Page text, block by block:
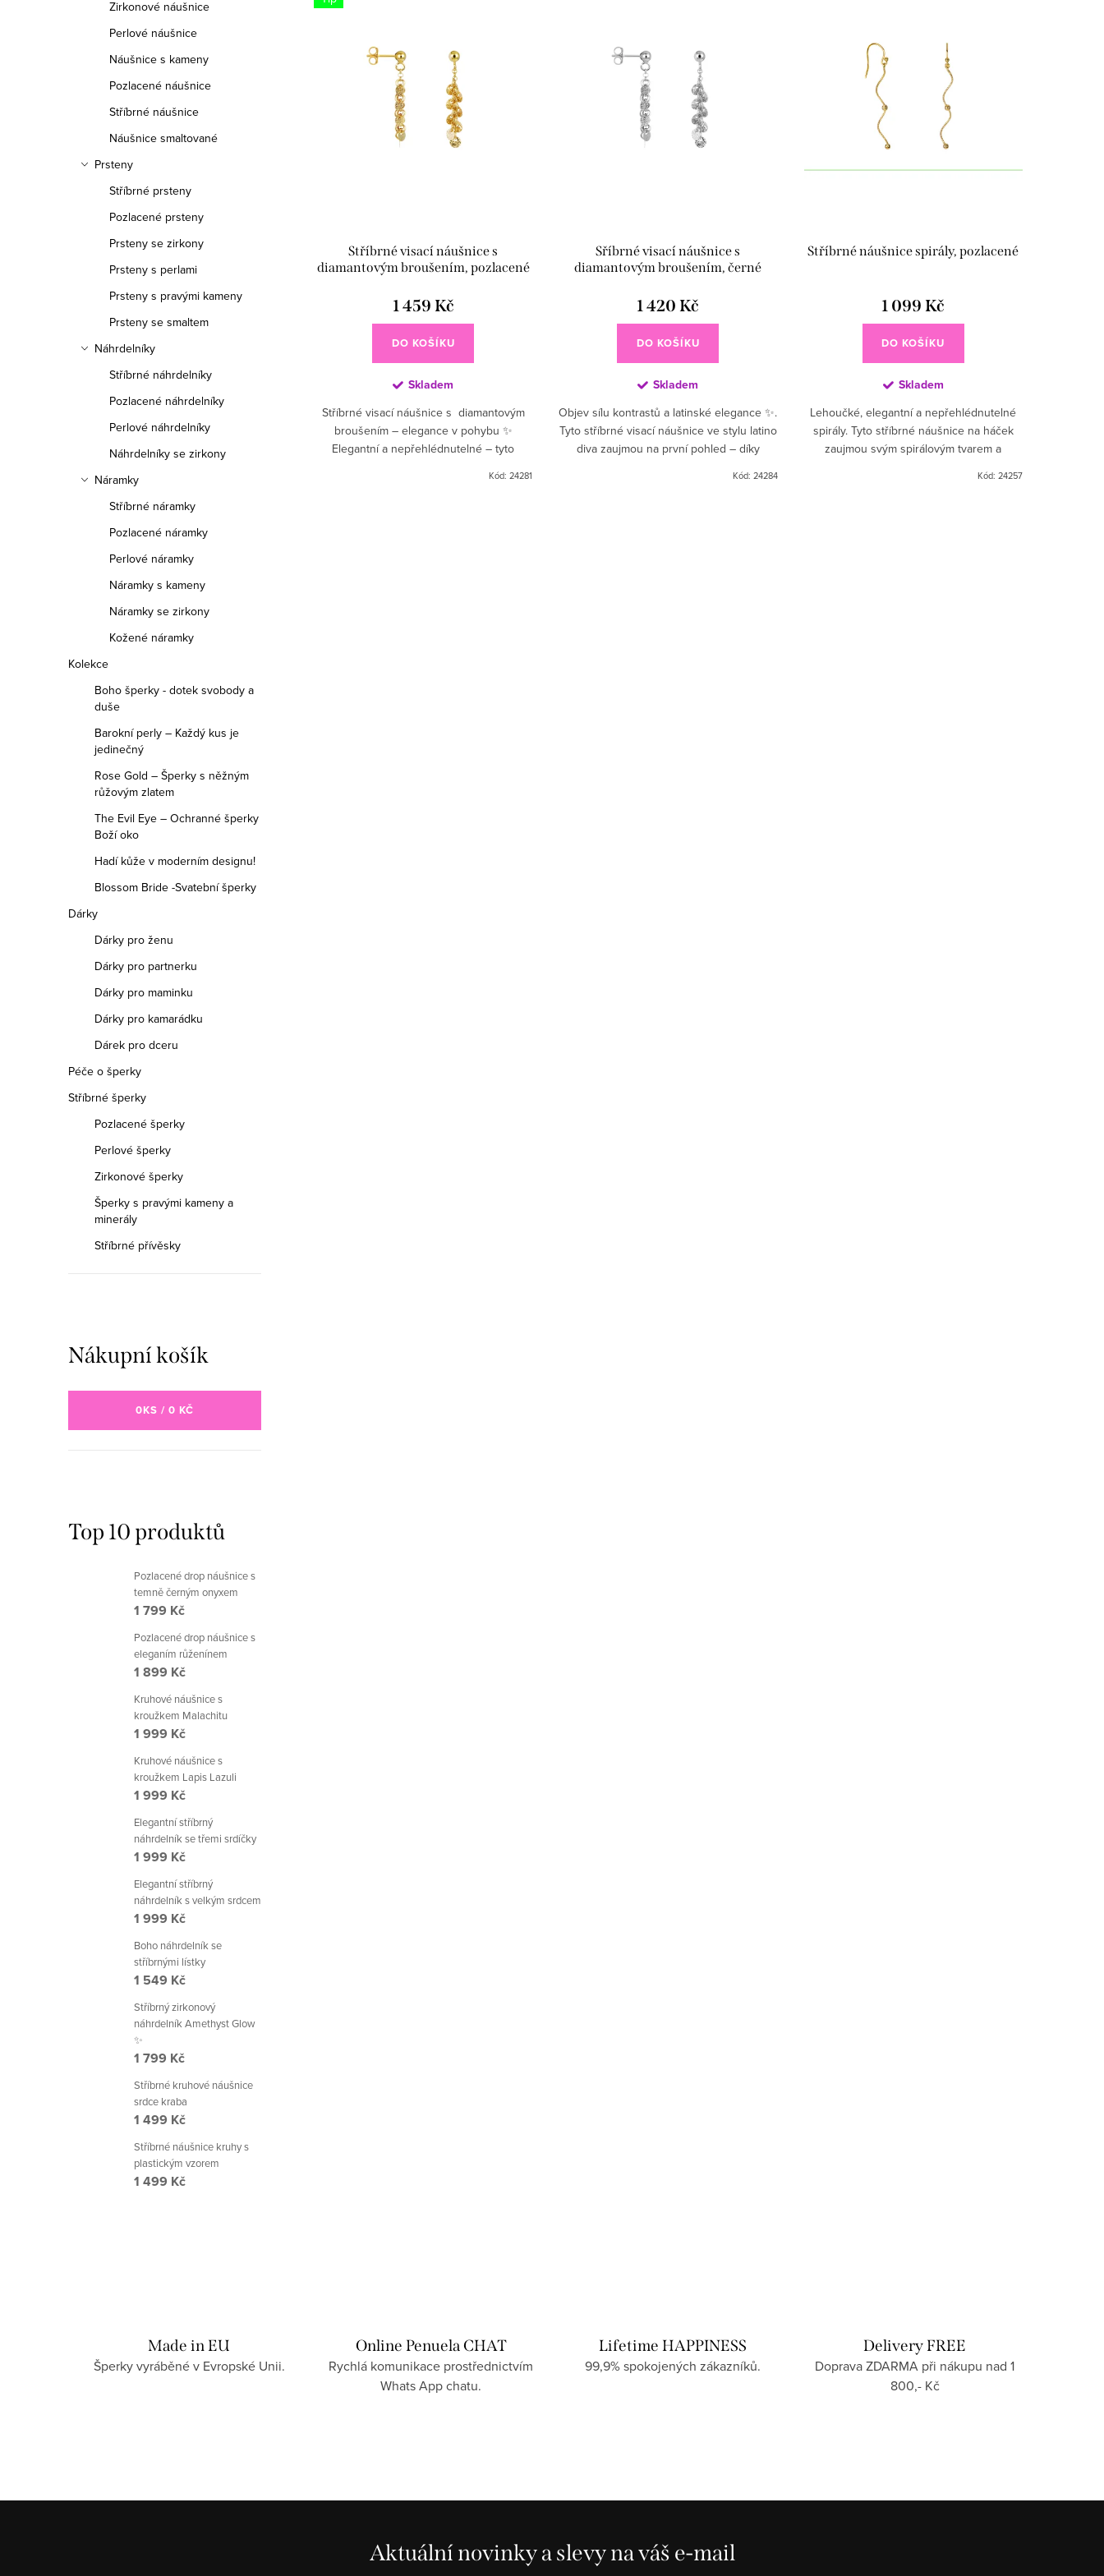
Zirkonové náušnice
Perlové náušnice
Náušnice s kameny
Pozlacené náušnice
Stříbrné náušnice
Náušnice smaltované
Prsteny
Stříbrné prsteny
Pozlacené prsteny
Prsteny se zirkony
Prsteny s perlami
Prsteny s pravými kameny
Prsteny se smaltem
Náhrdelníky
Stříbrné náhrdelníky
Pozlacené náhrdelníky
Perlové náhrdelníky
Náhrdelníky se zirkony
Náramky
Stříbrné náramky
Pozlacené náramky
Perlové náramky
Náramky s kameny
Náramky se zirkony
Kožené náramky
Kolekce
Boho šperky - dotek svobody a
duše
Barokní perly – Každý kus je
jedinečný
Rose Gold – Šperky s něžným
růžovým zlatem
The Evil Eye – Ochranné šperky
Boží oko
Hadí kůže v moderním designu!
Blossom Bride -Svatební šperky
Dárky
Dárky pro ženu
Dárky pro partnerku
Dárky pro maminku
Dárky pro kamarádku
Dárek pro dceru
Péče o šperky
Stříbrné šperky
Pozlacené šperky
Perlové šperky
Zirkonové šperky
Šperky s pravými kameny a
minerály
Stříbrné přívěsky
Nákupní košík
0KS / 0 KČ
Top 10 produktů
Pozlacené drop náušnice s
temně černým onyxem
1 799 Kč
Pozlacené drop náušnice s
eleganím růženínem
1 899 Kč
Kruhové náušnice s
kroužkem Malachitu
1 999 Kč
Kruhové náušnice s
kroužkem Lapis Lazuli
1 999 Kč
Elegantní stříbrný
náhrdelník se třemi srdíčky
1 999 Kč
Elegantní stříbrný
náhrdelník s velkým srdcem
1 999 Kč
Boho náhrdelník se
stříbrnými lístky
1 549 Kč
Stříbrný zirkonový
náhrdelník Amethyst Glow
✨
1 799 Kč
Stříbrné kruhové náušnice
srdce kraba
1 499 Kč
Stříbrné náušnice kruhy s
plastickým vzorem
1 499 Kč
Stříbrné visací náušnice s
diamantovým broušením, pozlacené
1 459 Kč
DO KOŠÍKU
Skladem
Stříbrné visací náušnice s diamantovým
broušením – elegance v pohybu ✨
Elegantní a nepřehlédnutelné – tyto
Kód:24281
Sříbrné visací náušnice s
diamantovým broušením, černé
1 420 Kč
DO KOŠÍKU
Skladem
Objev sílu kontrastů a latinské elegance ✨.
Tyto stříbrné visací náušnice ve stylu latino
diva zaujmou na první pohled – díky
Kód: 24284
Stříbrné náušnice spirály, pozlacené
1 099 Kč
DO KOŠÍKU
Skladem
Lehoučké, elegantní a nepřehlédnutelné
spirály. Tyto stříbrné náušnice na háček
zaujmou svým spirálovým tvarem a
Kód: 24257
Made in EU
Šperky vyráběné v Evropské Unii.
Online Penuela CHAT
Rychlá komunikace prostřednictvím
Whats App chatu.
Lifetime HAPPINESS
99,9% spokojených zákazníků.
Delivery FREE
Doprava ZDARMA při nákupu nad 1
800,- Kč
Aktuální novinky a slevy na váš e-mail